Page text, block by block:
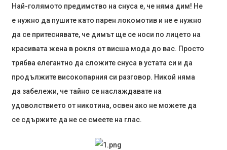
Най-голямото предимство на снуса е, че няма дим! Не
е нужно да пушите като парен локомотив и не е нужно
да се притеснявате, че димът ще се носи по лицето на
красивата жена в рокля от висша мода до вас. Просто
трябва елегантно да сложите снуса в устата си и да
продължите високопарния си разговор. Никой няма
да забележи, че тайно се наслаждавате на
удоволствието от никотина, освен ако не можете да
се сдържите да не се смеете на глас.